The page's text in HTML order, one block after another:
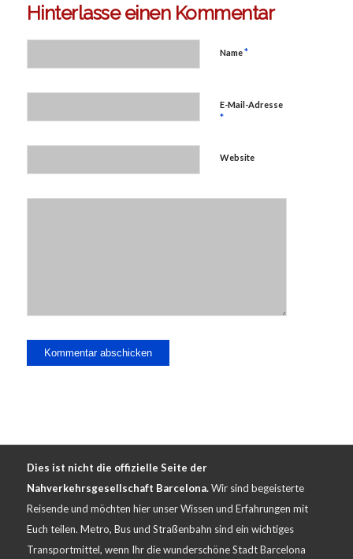
Hinterlasse einen Kommentar
Name*
E-Mail-Adresse
*
Website
Dies ist nicht die offizielle Seite der
Nahverkehrsgesellschaft Barcelona.Wir sind begeisterte
Reisende und möchten hier unser Wissen und Erfahrungen mit
Euch teilen. Metro, Bus und Straßenbahn sind ein wichtiges
Transportmittel, wenn Ihr die wunderschöne Stadt Barcelona